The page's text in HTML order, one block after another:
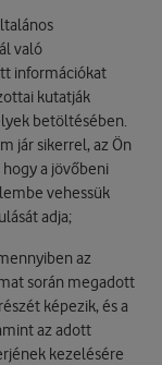
való
információkat
kutatják
betöltésében.
jár sikerrel, az Ön
a jövőbeni
vehessük
adja;
az
során megadott
képezik, és a
az adott
kezelésére